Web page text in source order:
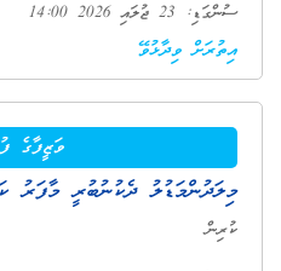
ސުންގަޑި: 23 ޖުލައި 2026 14:00
އިތުރަށް ވިދާޅުވޭ
ވަޒީފާގެ
މިލަދުންމަޑުލު ދެކުނުބުރީ މާފަރު
ކުރިން